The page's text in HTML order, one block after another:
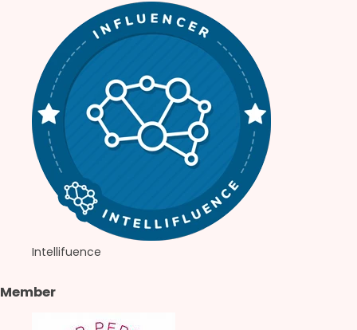
Intellifuence
Member